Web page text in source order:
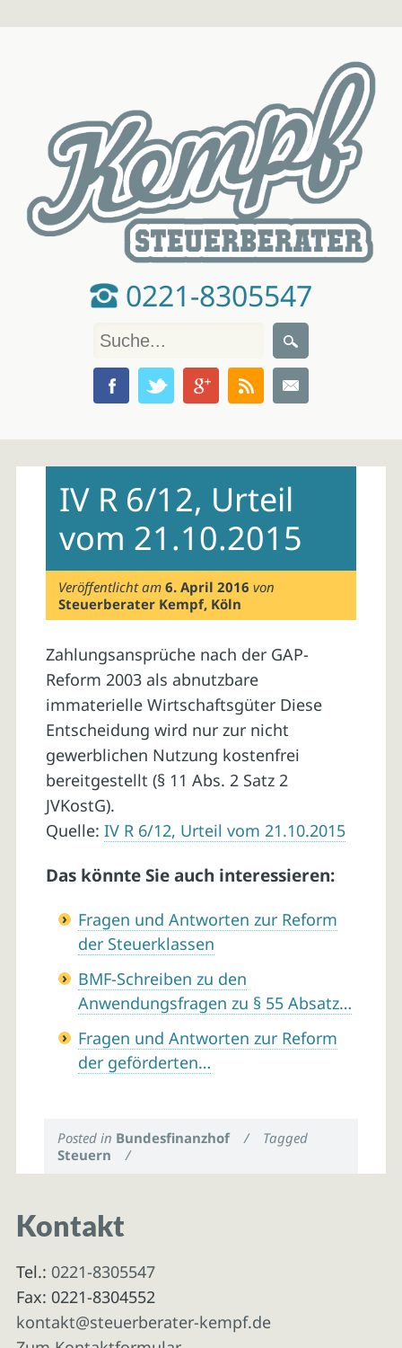
0221-8305547
contentIV R 6/12, Urteil
vom 21.10.2015
Veröffentlicht am6. April 2016 von
Steuerberater Kempf, Köln
Zahlungsansprüche nach der GAP-
Reform 2003 als abnutzbare
immaterielle Wirtschaftsgüter Diese
Entscheidung wird nur zur nicht
gewerblichen Nutzung kostenfrei
bereitgestellt (§ 11 Abs. 2 Satz 2
JVKostG).
Quelle: IV R 6/12, Urteil vom 21.10.2015
Das könnte Sie auch interessieren:
Fragen und Antworten zur Reform
der Steuerklassen
BMF-Schreiben zu den
Anwendungsfragen zu § 55 Absatz…
Fragen und Antworten zur Reform
der geförderten…
Posted in Bundesfinanzhof /
Tagged
Steuern
/
Kontakt
Tel.: 0221-8305547
Fax: 0221-8304552
kontakt@steuerberater-kempf.de